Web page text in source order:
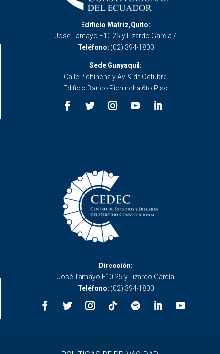
Edificio Matriz,Quito:
José Tamayo E10 25 y Lizardo García /
Teléfono: (02) 394-1800
Sede Guayaquil:
Calle Pichincha y Av. 9 de Octubre.
Edificio Banco Pichincha 6to Piso
Dirección:
José Tamayo E10 25 y Lizardo García
Teléfono: (02) 394-1800